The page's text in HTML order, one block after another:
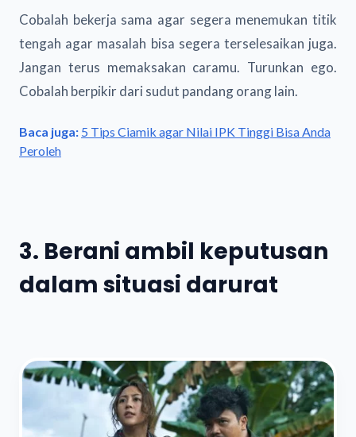
Cobalah bekerja sama agar segera menemukan titik
tengah agar masalah bisa segera terselesaikan juga.
Jangan terus memaksakan caramu. Turunkan ego.
Cobalah berpikir dari sudut pandang orang lain.
Baca juga: 5 Tips Ciamik agar Nilai IPK Tinggi Bisa Anda
Peroleh
3. Berani ambil keputusan
dalam situasi darurat